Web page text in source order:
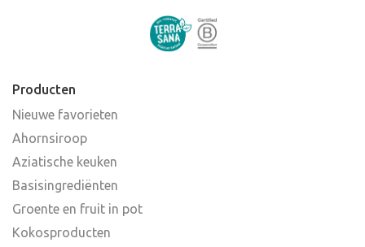
Producten
Nieuwe favorieten
Ahornsiroop
Aziatische keuken
Basisingrediënten
Groente en fruit in pot
Kokosproducten